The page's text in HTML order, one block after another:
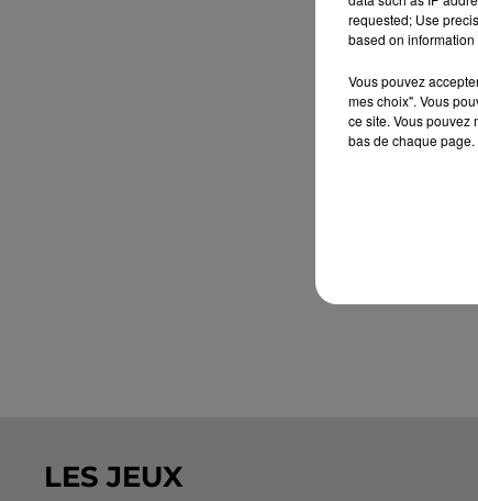
LES JEUX
requested; Use
based on
Vous pouvez
mes choix". Vous
ce site. Vous pouvez
bas de chaque page.